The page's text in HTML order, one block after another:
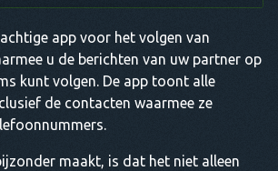
app voor het volgen van
u de berichten van uw partner op
kunt volgen. De app toont alle
de contacten waarmee ze
maakt, is dat het niet alleen